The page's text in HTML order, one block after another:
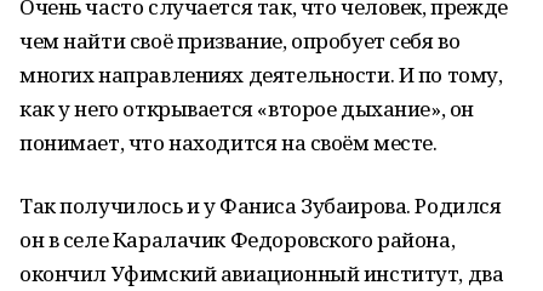
Очень часто случается так, что человек, прежде
чем найти своё призвание, опробует себя во
многих направлениях деятельности. И по тому,
как у него открывается «второе дыхание», он
понимает, что находится на своём месте.
Так получилось и у Фаниса Зубаирова. Родился
он в селе Каралачик Федоровского района,
окончил Уфимский авиационный институт, два